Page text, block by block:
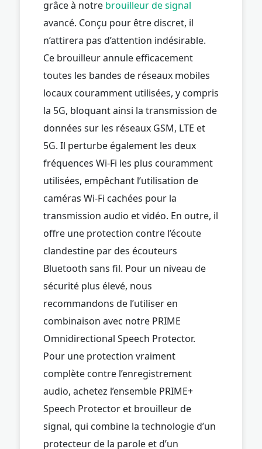
grâce à notre brouilleur de signal
avancé. Conçu pour être discret, il
n’attirera pas d’attention indésirable.
Ce brouilleur annule efficacement
toutes les bandes de réseaux mobiles
locaux couramment utilisées, y compris
la 5G, bloquant ainsi la transmission de
données sur les réseaux GSM, LTE et
5G. Il perturbe également les deux
fréquences Wi-Fi les plus couramment
utilisées, empêchant l’utilisation de
caméras Wi-Fi cachées pour la
transmission audio et vidéo. En outre, il
offre une protection contre l’écoute
clandestine par des écouteurs
Bluetooth sans fil. Pour un niveau de
sécurité plus élevé, nous
recommandons de l’utiliser en
combinaison avec notre PRIME
Omnidirectional Speech Protector.
Pour une protection vraiment
complète contre l’enregistrement
audio, achetez l’ensemble PRIME+
Speech Protector et brouilleur de
signal, qui combine la technologie d’un
protecteur de la parole et d’un